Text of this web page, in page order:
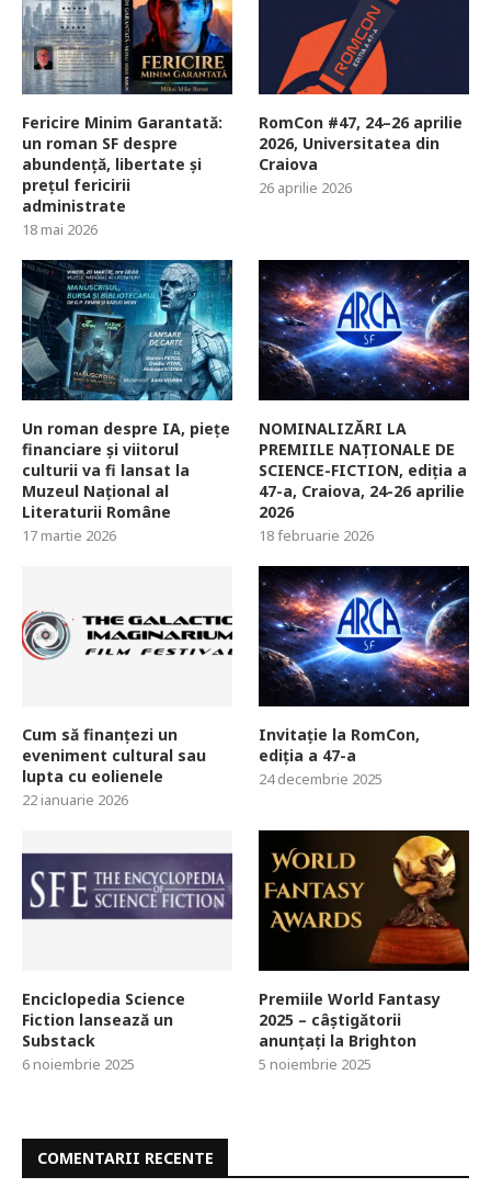
Fericire Minim Garantată:
un roman SF despre
abundență, libertate și
prețul fericirii
administrate
18 mai 2026
RomCon #47, 24–26 aprilie
2026, Universitatea din
Craiova
26 aprilie 2026
Un roman despre IA, piețe
financiare și viitorul
culturii va fi lansat la
Muzeul Național al
Literaturii Române
17 martie 2026
NOMINALIZĂRI LA
PREMIILE NAȚIONALE DE
SCIENCE-FICTION, ediția a
47-a, Craiova, 24-26 aprilie
2026
18 februarie 2026
Cum să finanțezi un
eveniment cultural sau
lupta cu eolienele
22 ianuarie 2026
Invitație la RomCon,
ediția a 47-a
24 decembrie 2025
Enciclopedia Science
Fiction lansează un
Substack
6 noiembrie 2025
Premiile World Fantasy
2025 – câștigătorii
anunțați la Brighton
5 noiembrie 2025
COMENTARII RECENTE